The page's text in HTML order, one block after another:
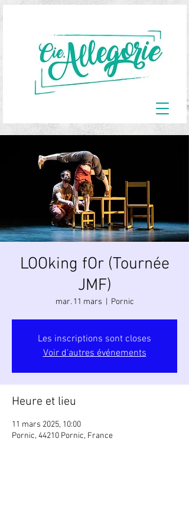
LOOking fOr (Tournée
JMF)
mar. 11 mars Pornic
Les inscriptions sont closes
Voir d'autres événements
Heure et lieu
11 mars 2025, 10:00
Pornic, 44210 Pornic, France